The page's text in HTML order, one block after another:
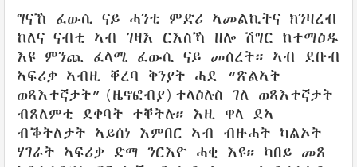
ግናኸ ፈውሲ ናይ ሓንቲ ምድሪ ኣመልኪትና ክንዛረብ
ከለና ናብቲ ኣብ ገዛእ ርእስኻ ዘሎ ሽግር ከተማዕዱ
እዩ ምንጪ ፈላሚ ፈውሲ ናይ መሰረት። ኣብ ደቡብ
ኣፍሪቃ ኣብዚ ቐረባ ቅንያት ሓደ “ጽልኣት
ወጻእተኛታት”(ዜኖፎብያ)ተላዕሉስ ገለ ወጻእተኛታት
ብጸለምቲ ደቀባት ተቐትሉ። እዚ ዋላ ደኣ
ብቕትለታት ኣይሰነ እምበር ኣብ ብዙሓት ካልኦት
ሃገራት ኣፍሪቃ ድማ ንርእዮ ሓቂ እዩ። ካበይ መጸ